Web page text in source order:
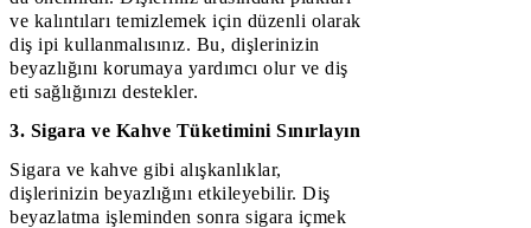
ve kalıntıları temizlemek için düzenli olarak
diş ipi kullanmalısınız. Bu, dişlerinizin
beyazlığını korumaya yardımcı olur ve diş
eti sağlığınızı destekler.
3. Sigara ve Kahve Tüketimini Sınırlayın
Sigara ve kahve gibi alışkanlıklar,
dişlerinizin beyazlığını etkileyebilir. Diş
beyazlatma işleminden sonra sigara içmek